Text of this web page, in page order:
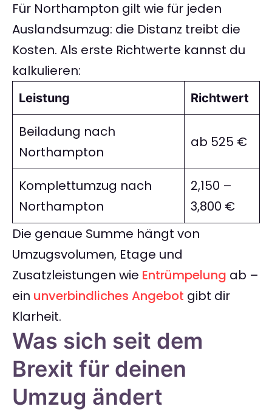
Für Northampton gilt wie für jeden
Auslandsumzug: die Distanz treibt die
Kosten. Als erste Richtwerte kannst du
kalkulieren:
Leistung Richtwert
Beiladung nach
Northampton
ab 525 €
Komplettumzug nach
Northampton
2,150 –
3,800 €
Die genaue Summe hängt von
Umzugsvolumen, Etage und
Zusatzleistungen wie Entrümpelung ab –
ein unverbindliches Angebot gibt dir
Klarheit.
Was sich seit dem
Brexit für deinen
Umzug ändert